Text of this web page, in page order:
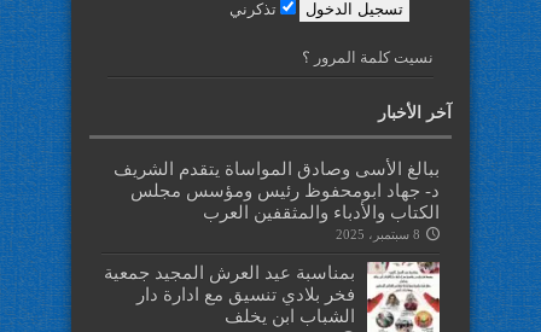
تذكرني
نسيت كلمة المرور ؟
آخر الأخبار
ببالغ الأسى وصادق المواساة يتقدم الشريف
د- جهاد ابومحفوظ رئيس ومؤسس مجلس
الكتاب والأدباء والمثقفين العرب
8 سبتمبر، 2025
بمناسبة عيد العرش المجيد جمعية
فخر بلادي تنسيق مع ادارة دار
الشباب ابن يخلف